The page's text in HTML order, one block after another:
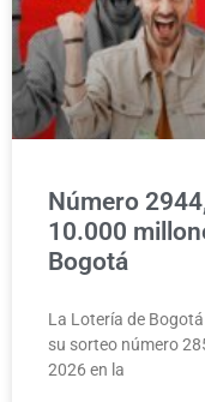
Número
10.000
Bogotá
La Lotería de
su sorteo número
2026 en la